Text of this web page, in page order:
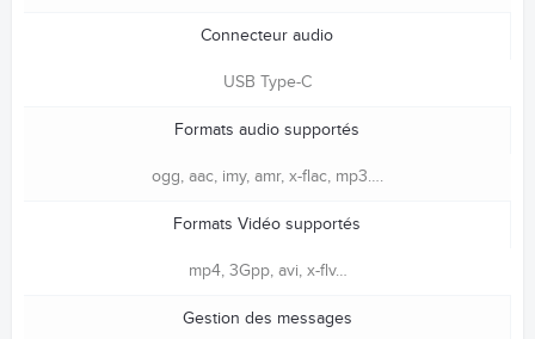
Connecteur audio
USB Type-C
Formats audio supportés
ogg, aac, imy, amr, x-flac, mp3….
Formats Vidéo supportés
mp4, 3Gpp, avi, x-flv…
Gestion des messages